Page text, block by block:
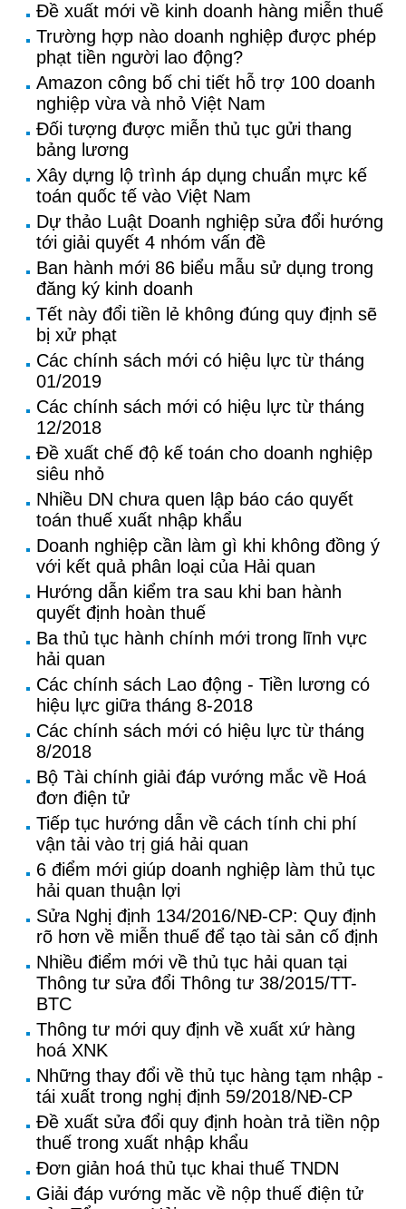
Đề xuất mới về kinh doanh hàng miễn thuế
Trường hợp nào doanh nghiệp được phép
phạt tiền người lao động?
Amazon công bố chi tiết hỗ trợ 100 doanh
nghiệp vừa và nhỏ Việt Nam
Đối tượng được miễn thủ tục gửi thang
bảng lương
Xây dựng lộ trình áp dụng chuẩn mực kế
toán quốc tế vào Việt Nam
Dự thảo Luật Doanh nghiệp sửa đổi hướng
tới giải quyết 4 nhóm vấn đề
Ban hành mới 86 biểu mẫu sử dụng trong
đăng ký kinh doanh
Tết này đổi tiền lẻ không đúng quy định sẽ
bị xử phạt
Các chính sách mới có hiệu lực từ tháng
01/2019
Các chính sách mới có hiệu lực từ tháng
12/2018
Đề xuất chế độ kế toán cho doanh nghiệp
siêu nhỏ
Nhiều DN chưa quen lập báo cáo quyết
toán thuế xuất nhập khẩu
Doanh nghiệp cần làm gì khi không đồng ý
với kết quả phân loại của Hải quan
Hướng dẫn kiểm tra sau khi ban hành
quyết định hoàn thuế
Ba thủ tục hành chính mới trong lĩnh vực
hải quan
Các chính sách Lao động - Tiền lương có
hiệu lực giữa tháng 8-2018
Các chính sách mới có hiệu lực từ tháng
8/2018
Bộ Tài chính giải đáp vướng mắc về Hoá
đơn điện tử
Tiếp tục hướng dẫn về cách tính chi phí
vận tải vào trị giá hải quan
6 điểm mới giúp doanh nghiệp làm thủ tục
hải quan thuận lợi
Sửa Nghị định 134/2016/NĐ-CP: Quy định
rõ hơn về miễn thuế để tạo tài sản cố định
Nhiều điểm mới về thủ tục hải quan tại
Thông tư sửa đổi Thông tư 38/2015/TT-
BTC
Thông tư mới quy định về xuất xứ hàng
hoá XNK
Những thay đổi về thủ tục hàng tạm nhập -
tái xuất trong nghị định 59/2018/NĐ-CP
Đề xuất sửa đổi quy định hoàn trả tiền nộp
thuế trong xuất nhập khẩu
Đơn giản hoá thủ tục khai thuế TNDN
Giải đáp vướng măc về nộp thuế điện tử